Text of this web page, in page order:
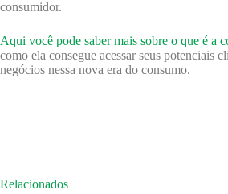
consumidor.
Aqui você pode saber mais sobre o que é a
como ela consegue acessar seus potenciais
negócios nessa nova era do consumo.
Relacionados